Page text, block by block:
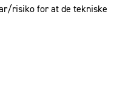
risiko for at de tekniske